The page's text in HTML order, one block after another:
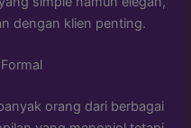
dengan klien penting.
orang dari berbagai